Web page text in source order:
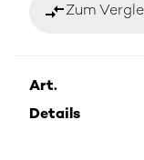
compare_arrowsZum
Art.
Details